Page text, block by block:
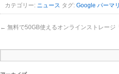
カテゴリー: ニュース タグ: Google パーマ
← 無料で50GB使えるオンラインストレージ